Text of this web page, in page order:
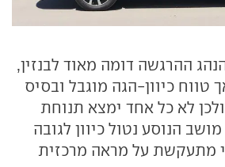
ההרגשה דומה מאוד לבנזין,
טווח כיוון-הגה מוגבל ובסיס
לא כל אחד ימצא תנוחת
הנוסע נטול כיוון לגובה
מתעקשת על מראה מרכזית